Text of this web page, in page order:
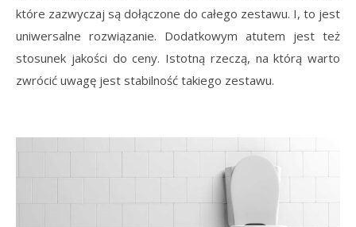
które zazwyczaj są dołączone do całego zestawu. I, to jest
uniwersalne rozwiązanie. Dodatkowym atutem jest też
stosunek jakości do ceny. Istotną rzeczą, na którą warto
zwrócić uwagę jest stabilność takiego zestawu.